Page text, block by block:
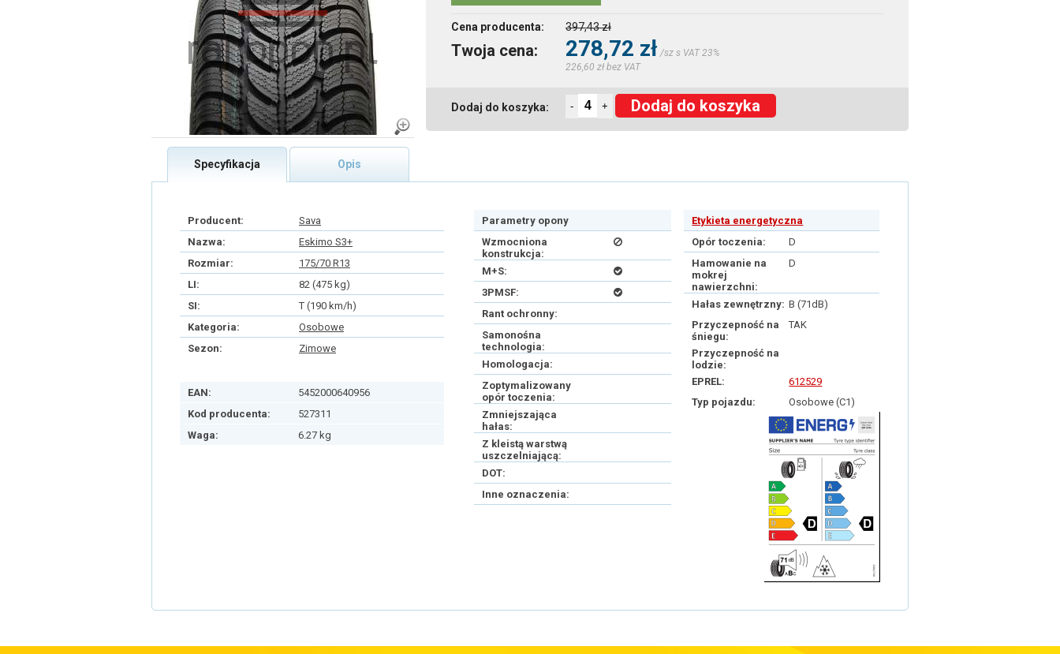
Cena producenta: 397,43 zł
Twoja cena: 278,72 zł /sz s VAT 23%
226,60 zł bez VAT
Dodaj do koszyka: - + Dodaj do koszyka
Specyfikacja Opis
Producent:
Sava
Nazwa:
Eskimo S3+
Rozmiar:
175/70 R13
LI:
82 (475 kg)
SI:
T (190 km/h)
Kategoria:
Osobowe
Sezon:
Zimowe
EAN:
5452000640956
Kod producenta:
527311
Waga:
6.27 kg
Parametry opony
Wzmocniona
konstrukcja:
M+S:
3PMSF:
Rant ochronny:
Samonośna
technologia:
Homologacja:
Zoptymalizowany
opór toczenia:
Zmniejszająca
hałas:
Z kleistą warstwą
uszczelniającą:
DOT:
Inne oznaczenia:
Etykieta energetyczna
Opór toczenia:
D
Hamowanie na
mokrej
nawierzchni:
D
Hałas zewnętrzny: B (71dB)
Przyczepność na
śniegu:
TAK
Przyczepność na
lodzie:
EPREL:
612529
Typ pojazdu:
Osobowe (C1)